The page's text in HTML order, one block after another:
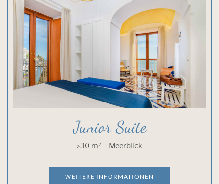
Junior Suite
>30 m² ~ Meerblick
WEITERE INFORMATIONEN